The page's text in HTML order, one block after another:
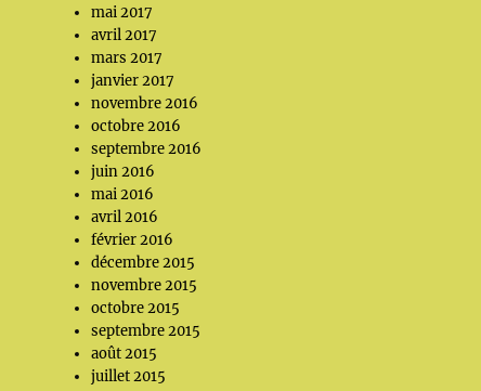
mai 2017
avril 2017
mars 2017
janvier 2017
novembre 2016
octobre 2016
septembre 2016
juin 2016
mai 2016
avril 2016
février 2016
décembre 2015
novembre 2015
octobre 2015
septembre 2015
août 2015
juillet 2015